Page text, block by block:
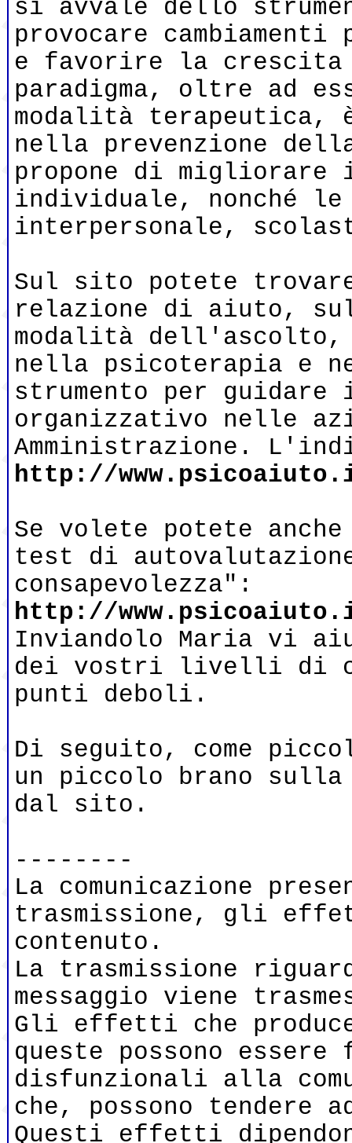
si avvale dello
provocare
e favorire la crescita
paradigma, oltre ad
modalità terapeutica,
nella prevenzione
propone di migliorare
individuale, nonché
interpersonale,
Sul sito potete
relazione di aiuto,
modalità dell'ascolto,
nella psicoterapia e
strumento per guidare
organizzativo nelle
Amministrazione.
http://
Se volete potete
test di
consapevolezza":
http://
Inviandolo Maria vi
dei vostri livelli di
punti deboli.
Di seguito, come
un piccolo brano
dal sito.
--------
La comunicazione
trasmissione, gli
contenuto.
La trasmissione
messaggio viene
Gli effetti che produce
queste possono
disfunzionali alla
che, possono
Questi effetti